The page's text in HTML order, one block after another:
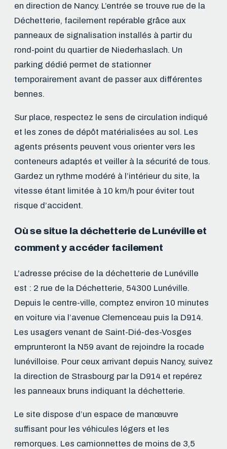
en direction de Nancy. L’entrée se trouve rue de la
Déchetterie, facilement repérable grâce aux
panneaux de signalisation installés à partir du
rond-point du quartier de Niederhaslach. Un
parking dédié permet de stationner
temporairement avant de passer aux différentes
bennes.
Sur place, respectez le sens de circulation indiqué
et les zones de dépôt matérialisées au sol. Les
agents présents peuvent vous orienter vers les
conteneurs adaptés et veiller à la sécurité de tous.
Gardez un rythme modéré à l’intérieur du site, la
vitesse étant limitée à 10 km/h pour éviter tout
risque d’accident.
Où se situe la déchetterie de Lunéville et
comment y accéder facilement
L’adresse précise de la déchetterie de Lunéville
est : 2 rue de la Déchetterie, 54300 Lunéville.
Depuis le centre-ville, comptez environ 10 minutes
en voiture via l’avenue Clemenceau puis la D914.
Les usagers venant de Saint-Dié-des-Vosges
emprunteront la N59 avant de rejoindre la rocade
lunévilloise. Pour ceux arrivant depuis Nancy, suivez
la direction de Strasbourg par la D914 et repérez
les panneaux bruns indiquant la déchetterie.
Le site dispose d’un espace de manœuvre
suffisant pour les véhicules légers et les
remorques. Les camionnettes de moins de 3,5